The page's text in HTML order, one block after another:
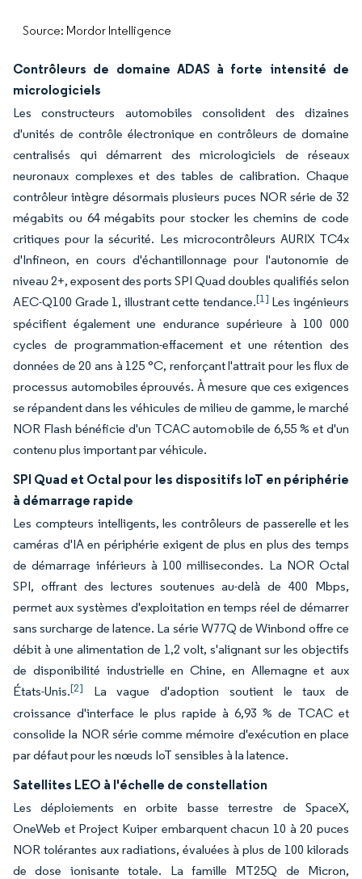
Source: Mordor Intelligence
Contrôleurs de domaine ADAS à forte intensité de
micrologiciels
Les constructeurs automobiles consolident des dizaines
d'unités de contrôle électronique en contrôleurs de domaine
centralisés qui démarrent des micrologiciels de réseaux
neuronaux complexes et des tables de calibration. Chaque
contrôleur intègre désormais plusieurs puces NOR série de 32
mégabits ou 64 mégabits pour stocker les chemins de code
critiques pour la sécurité. Les microcontrôleurs AURIX TC4x
d'Infineon, en cours d'échantillonnage pour l'autonomie de
niveau 2+, exposent des ports SPI Quad doubles qualifiés selon
AEC-Q100 Grade 1, illustrant cette tendance.[1] Les ingénieurs
spécifient également une endurance supérieure à 100 000
cycles de programmation-effacement et une rétention des
données de 20 ans à 125 °C, renforçant l'attrait pour les flux de
processus automobiles éprouvés. À mesure que ces exigences
se répandent dans les véhicules de milieu de gamme, le marché
NOR Flash bénéficie d'un TCAC automobile de 6,55 % et d'un
contenu plus important par véhicule.
SPI Quad et Octal pour les dispositifs IoT en périphérie
à démarrage rapide
Les compteurs intelligents, les contrôleurs de passerelle et les
caméras d'IA en périphérie exigent de plus en plus des temps
de démarrage inférieurs à 100 millisecondes. La NOR Octal
SPI, offrant des lectures soutenues au-delà de 400 Mbps,
permet aux systèmes d'exploitation en temps réel de démarrer
sans surcharge de latence. La série W77Q de Winbond offre ce
débit à une alimentation de 1,2 volt, s'alignant sur les objectifs
de disponibilité industrielle en Chine, en Allemagne et aux
États-Unis.[2]
La vague d'adoption soutient le taux de
croissance d'interface le plus rapide à 6,93 % de TCAC et
consolide la NOR série comme mémoire d'exécution en place
par défaut pour les nœuds IoT sensibles à la latence.
Satellites LEO à l'échelle de constellation
Les déploiements en orbite basse terrestre de SpaceX,
OneWeb et Project Kuiper embarquent chacun 10 à 20 puces
NOR tolérantes aux radiations, évaluées à plus de 100 kilorads
de dose ionisante totale. La famille MT25Q de Micron,